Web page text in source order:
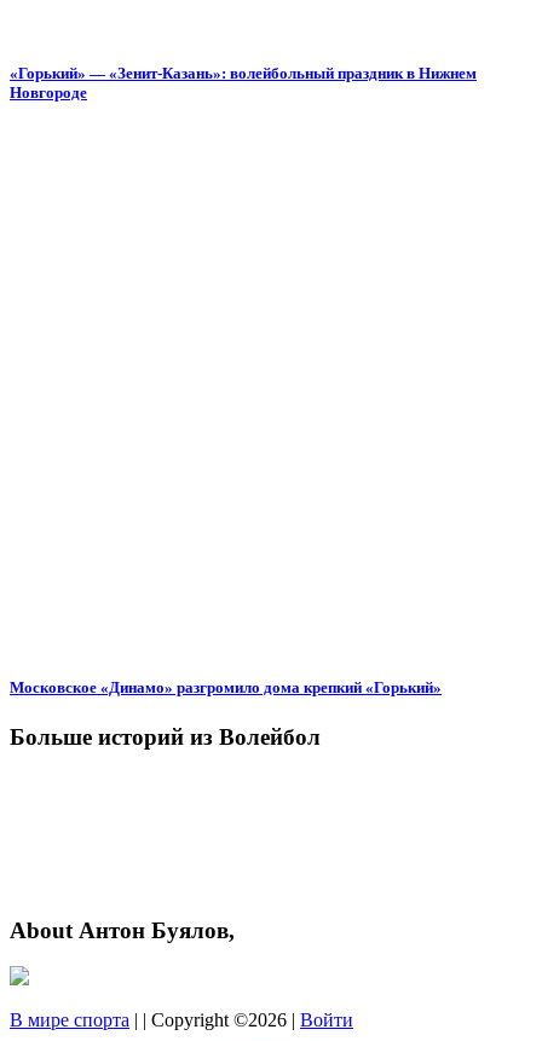
«Горький» — «Зенит-Казань»: волейбольный праздник в Нижнем
Новгороде
Московское «Динамо» разгромило дома крепкий «Горький»
Больше историй из Волейбол
About Антон Буялов,
В мире спорта | | Copyright ©2026 | Войти